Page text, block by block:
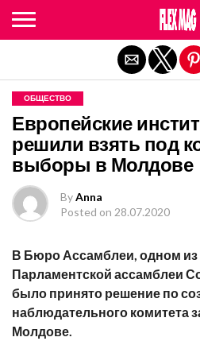
ОБЩЕСТВО
Европейские
решили взять под
выборы в Молдове
ByAnna
Posted on 28.07.2020
В Бюро Ассамблеи, одном
Парламентской ассамблеи
было принято решение по
наблюдательного комитета
Молдове.
Exit mobile